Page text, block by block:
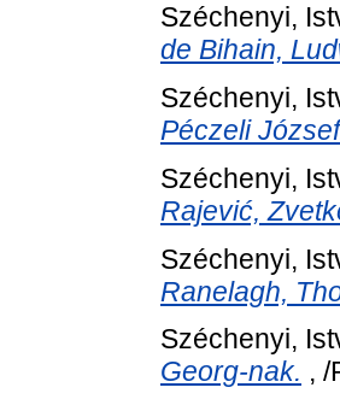
Széchenyi,
de Bihain,
Széchenyi,
Péczeli
Széchenyi,
Rajević,
Széchenyi,
Ranelagh,
Széchenyi,
Georg-nak. , /